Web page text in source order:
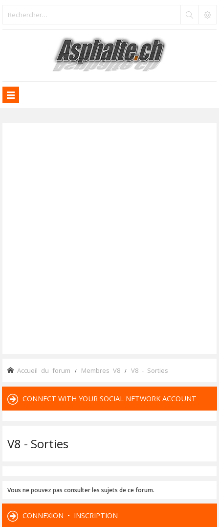
Accueil du forum Membres V8 V8 - Sorties
CONNECT WITH YOUR SOCIAL NETWORK ACCOUNT
V8 - Sorties
Vous ne pouvez pas consulter les sujets de ce forum.
CONNEXION • INSCRIPTION